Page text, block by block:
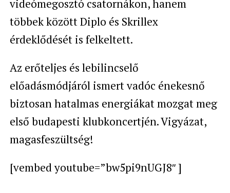
videómegosztó csatornákon, hanem
többek között Diplo és Skrillex
érdeklődését is felkeltett.
Az erőteljes és lebilincselő
előadásmódjáról ismert vadóc énekesnő
biztosan hatalmas energiákat mozgat meg
első budapesti klubkoncertjén. Vigyázat,
magasfeszültség!
[vembed youtube=”bw5pi9nUGJ8″ ]